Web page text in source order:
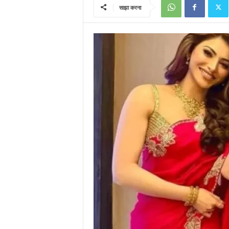
साझा करना